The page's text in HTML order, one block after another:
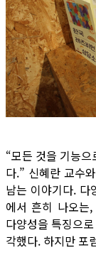
“모든 것을 기능
다.” 신혜란 교수
남는 이야기다. 다
에서 흔히 나오는
다양성을 특징으
각했다. 하지만 포